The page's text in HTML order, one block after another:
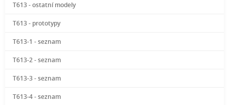
T613 - ostatní modely
T613 - prototypy
T613-1 - seznam
T613-2 - seznam
T613-3 - seznam
T613-4 - seznam